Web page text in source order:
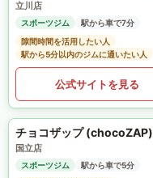
立川店
スポーツジム
駅から車で7分
隙間時間を活用したい人
駅から5分以内のジムに通いたい人
公式サイトを見る
チョコザップ (chocoZAP)
国立店
スポーツジム
駅から車で5分